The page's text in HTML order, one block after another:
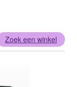
Zoek een winkel